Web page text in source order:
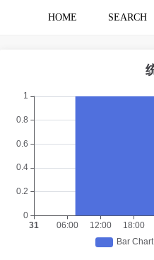
HOME SEARCH